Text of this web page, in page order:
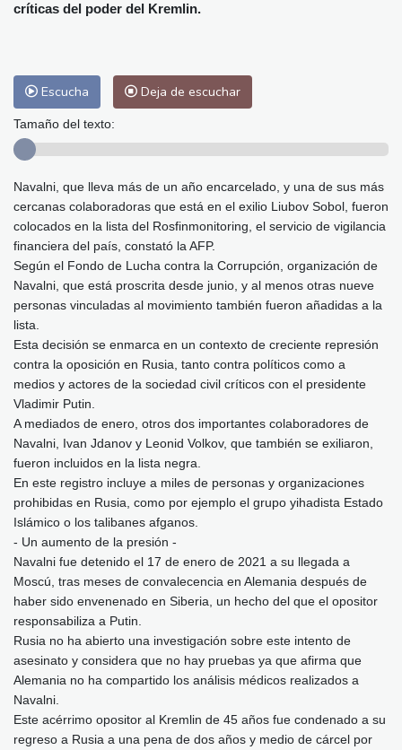
Málaga
27 °C
25 °C Managua
San José
23 °C Asunción
Panama City
críticas del poder del Kremlin.
Escucha Deja de escuchar
Tamaño del texto:
Navalni, que lleva más de un año encarcelado, y una de sus más
cercanas colaboradoras que está en el exilio Liubov Sobol, fueron
colocados en la lista del Rosfinmonitoring, el servicio de vigilancia
financiera del país, constató la AFP.
Según el Fondo de Lucha contra la Corrupción, organización de
Navalni, que está proscrita desde junio, y al menos otras nueve
personas vinculadas al movimiento también fueron añadidas a la
lista.
Esta decisión se enmarca en un contexto de creciente represión
contra la oposición en Rusia, tanto contra políticos como a
medios y actores de la sociedad civil críticos con el presidente
Vladimir Putin.
A mediados de enero, otros dos importantes colaboradores de
Navalni, Ivan Jdanov y Leonid Volkov, que también se exiliaron,
fueron incluidos en la lista negra.
En este registro incluye a miles de personas y organizaciones
prohibidas en Rusia, como por ejemplo el grupo yihadista Estado
Islámico o los talibanes afganos.
- Un aumento de la presión -
Navalni fue detenido el 17 de enero de 2021 a su llegada a
Moscú, tras meses de convalecencia en Alemania después de
haber sido envenenado en Siberia, un hecho del que el opositor
responsabiliza a Putin.
Rusia no ha abierto una investigación sobre este intento de
asesinato y considera que no hay pruebas ya que afirma que
Alemania no ha compartido los análisis médicos realizados a
Navalni.
Este acérrimo opositor al Kremlin de 45 años fue condenado a su
regreso a Rusia a una pena de dos años y medio de cárcel por